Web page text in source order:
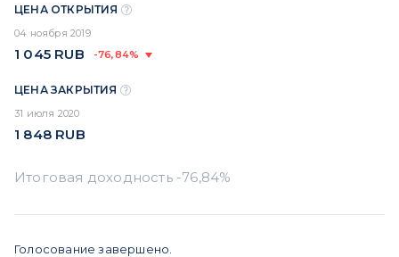
ЦЕНА ОТКРЫТИЯ
04 ноября 2019
1 045 RUB -76,84%
ЦЕНА ЗАКРЫТИЯ
31 июля 2020
1 848 RUB
Голосование завершено.